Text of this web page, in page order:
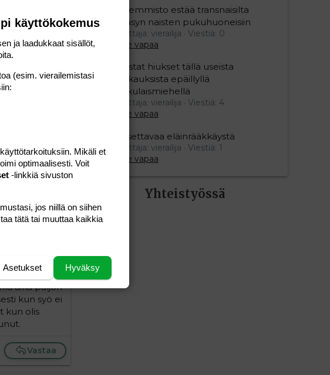
#5
#6
ennenkuin
jo
pitää
aika paljon
kun syö ei
kun olis
Vastaa
Vasemmisto estää transnaisilta
pääsyn naisten pukuhuoneisiin
Aloittaja: vierailija
Viestiä: 0
Aihe vapaa
Mustat hiukset tällä useista
raiskauksista epäillyllä
turkulaismiehellä
Aloittaja: vierailija
Viestiä: 4
Aihe vapaa
Oksettavaa eläinrääkkäystä
Aloittaja: vierailija
Viestiä: 1
Aihe vapaa
Yhteistyössä
käyttökokemus
ja laadukkaat sisällöt,
(esim. vierailemis­tasi
Mikäli et
optimaalisesti. Voit
-linkkiä sivuston
jos niillä on siihen
tätä tai muuttaa kaikkia
Hyväksy
Asetukset